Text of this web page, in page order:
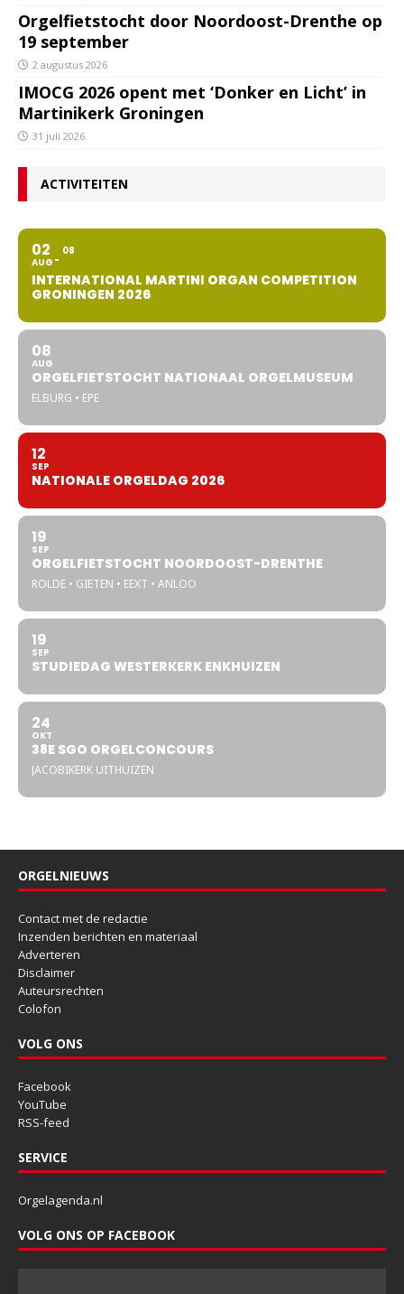
Orgelfietstocht door Noordoost-Drenthe op
19 september
2 augustus 2026
IMOCG 2026 opent met ‘Donker en Licht’ in
Martinikerk Groningen
31 juli 2026
ACTIVITEITEN
02
AUG
08
INTERNATIONAL MARTINI ORGAN COMPETITION
GRONINGEN 2026
08
AUG
ORGELFIETSTOCHT NATIONAAL ORGELMUSEUM
ELBURG • EPE
12
SEP
NATIONALE ORGELDAG 2026
19
SEP
ORGELFIETSTOCHT NOORDOOST-DRENTHE
ROLDE • GIETEN • EEXT • ANLOO
19
SEP
STUDIEDAG WESTERKERK ENKHUIZEN
24
OKT
38E SGO ORGELCONCOURS
JACOBIKERK UITHUIZEN
ORGELNIEUWS
Contact met de redactie
Inzenden berichten en materiaal
Adverteren
Disclaimer
Auteursrechten
Colofon
VOLG ONS
Facebook
YouTube
RSS-feed
SERVICE
Orgelagenda.nl
VOLG ONS OP FACEBOOK